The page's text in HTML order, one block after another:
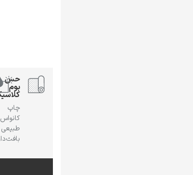
حس
بوم
چاپ
کانواس
طبیعی